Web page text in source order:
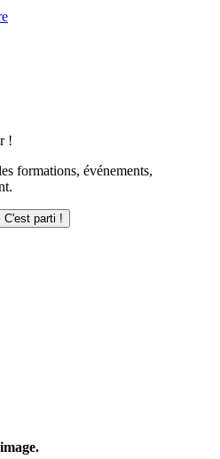
!
formations, événements,
C'est parti !